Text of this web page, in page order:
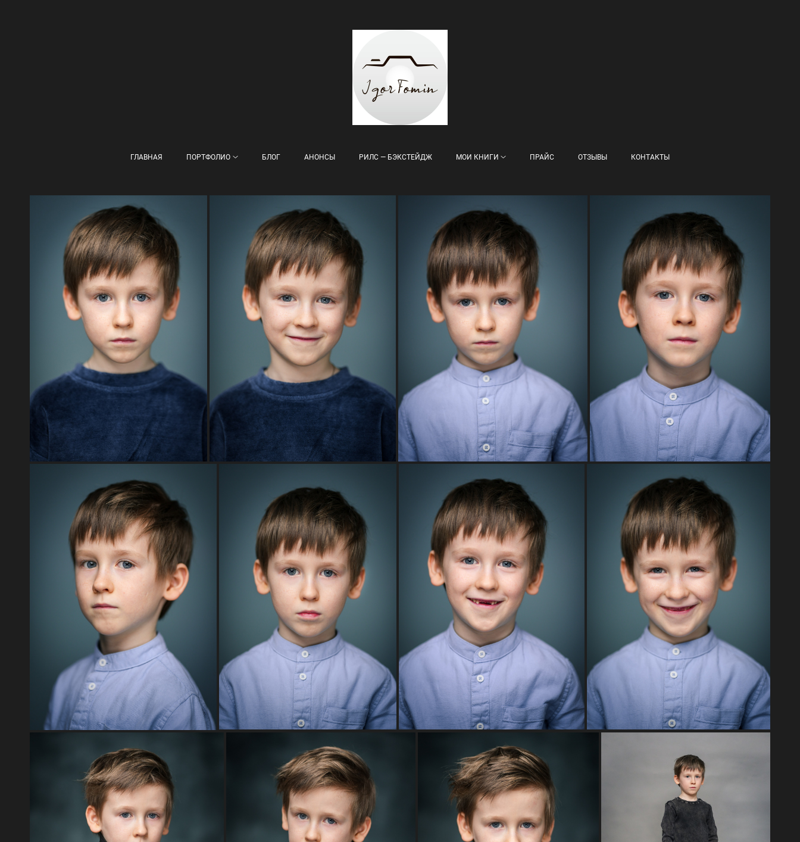
ГЛАВНАЯ ПОРТФОЛИО БЛОГ АНОНСЫ РИЛС — БЭКСТЕЙДЖ МОИ КНИГИ ПРАЙС ОТЗЫВЫ КОНТАКТЫ